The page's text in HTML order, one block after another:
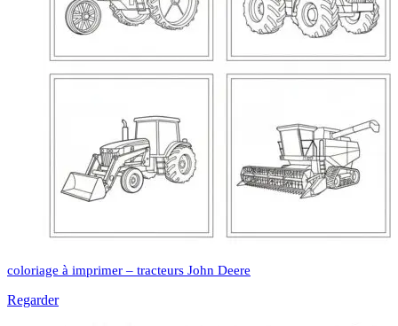
coloriage à imprimer – tracteurs John Deere
Regarder